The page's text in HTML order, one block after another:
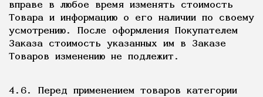
вправе в любое время изменять стоимость
Товара и информацию о его наличии по своему
усмотрению. После оформления Покупателем
Заказа стоимость указанных им в Заказе
Товаров изменению не подлежит.
4.6. Перед применением товаров категории